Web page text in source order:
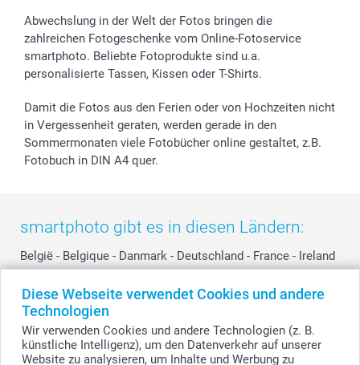
Diese Webseite verwendet Cookies und andere
Technologien
Wir verwenden Cookies und andere Technologien (z. B.
künstliche Intelligenz), um den Datenverkehr auf unserer
Website zu analysieren, um Inhalte und Werbung zu
Widerrufsrecht
Zu allen Anlässen
Status der Bestellung
smartfriends
smartgarantie
smartbonus
Abwechslung in der Welt der Fotos bringen die
zahlreichen Fotogeschenke vom Online-Fotoservice
smartphoto. Beliebte Fotoprodukte sind u.a.
personalisierte Tassen, Kissen oder T-Shirts.
Damit die Fotos aus den Ferien oder von Hochzeiten nicht
in Vergessenheit geraten, werden gerade in den
Sommermonaten viele Fotobücher online gestaltet, z.B.
Fotobuch in DIN A4 quer.
smartphoto gibt es in diesen Ländern:
België - Belgique - Danmark - Deutschland - France - Ireland
Switzerland - Suomi - Sverige - United Kingdom -
Other Countries